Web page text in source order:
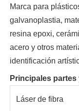
Marca para
galvanoplastia,
resina epoxi,
acero y otros
identificación
Principales
Láser de fibra